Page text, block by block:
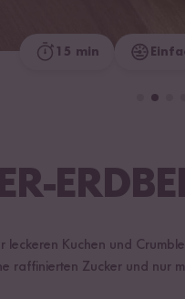
15 min
leckeren Kuchen und
raffinierten Zucker und nur